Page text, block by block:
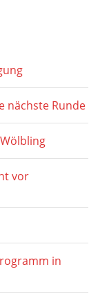
nächste Runde
vor
in